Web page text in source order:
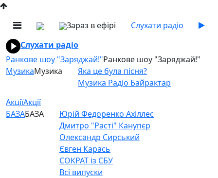
Зараз в ефірі
Слухати радіо
Слухати радіо
Ранкове шоу "Заряджай!"Ранкове шоу "Заряджай!"
МузикаМузика
Яка це була пісня?
Музика Радіо Байрактар
АкціїАкції
БАЗАБАЗА
Юрій Федоренко Ахіллес
Дмитро "Расті" Канупєр
Олександр Сирський
Євген Карась
СОКРАТ із СБУ
Всі випуски